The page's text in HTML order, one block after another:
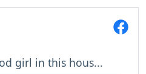
girl in this hous...